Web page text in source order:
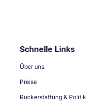
Schnelle Links
Über uns
Preise
Rückerstattung & Politik